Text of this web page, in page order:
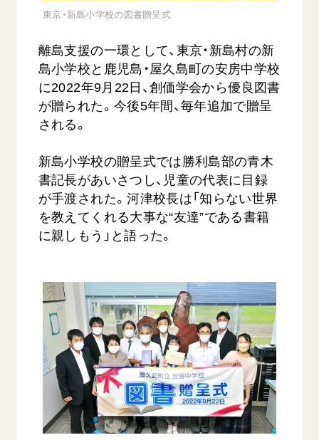
入会について
関連団体
道府県中心会館
聖教電子版
聖教ブックストア
soka youth media
Soka Gakkai グローバルサイト
SGIピースサイト
ご利用にあたって
SOKA PICKS すべて見る
【被爆証言】母子で受け継ぐ「ナガサキの
心」 長崎県 吉岡加…
2026.08.09
SDGs 平和 動画
【被爆
広島県
東京・新島小学校の図書贈呈式
離島支援の一環として、東京・新島村の新
島小学校と鹿児島・屋久島町の安房中学校
に2022年9月22日、創価学会から優良図書
が贈られた。今後5年間、毎年追加で贈呈
される。
新島小学校の贈呈式では勝利島部の青木
書記長があいさつし、児童の代表に目録
が手渡された。河津校長は「知らない世界
を教えてくれる大事な“友達”である書籍
に親しもう」と語った。